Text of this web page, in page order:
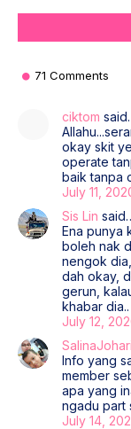
71 Comments
ciktom
okay skit
operate
baik tanpa
July 11,
Sis Lin
Ena punya
boleh nak
nengok
dah okay,
gerun,
khabar dia..
July 12,
SalinaJohari
Info yang
member
apa yang
ngadu part
July 14,